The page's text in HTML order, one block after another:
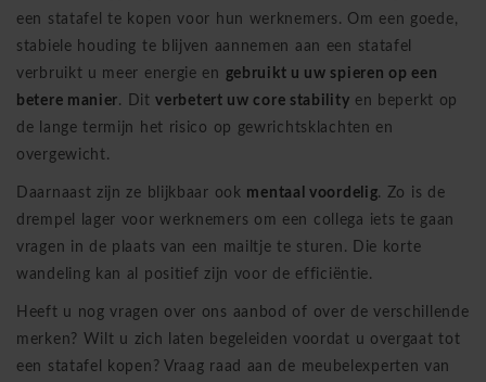
een statafel te kopen voor hun werknemers. Om een goede,
stabiele houding te blijven aannemen aan een statafel
verbruikt u meer energie en gebruikt u uw spieren op een
betere manier. Ditverbetert uw core stability en beperkt op
de lange termijn het risico op gewrichtsklachten en
overgewicht.
Daarnaast zijn ze blijkbaar ook mentaal voordelig. Zo is de
drempel lager voor werknemers om een collega iets te gaan
vragen in de plaats van een mailtje te sturen. Die korte
wandeling kan al positief zijn voor de efficiëntie.
Heeft u nog vragen over ons aanbod of over deverschillende
merken? Wilt u zich laten begeleiden voordat u overgaat tot
een statafel kopen? Vraag raad aan de meubelexperten van